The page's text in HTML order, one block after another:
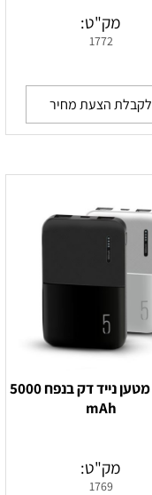
מק"ט:
1772
לקבלת הצעת מחיר
אלפא - מטען נייד דק בנפח 5000
mAh
מק"ט:
1769